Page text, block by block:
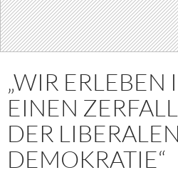
„WIR ERLEBEN
EINEN
DER LIBERALEN
DEMOKRATIE“